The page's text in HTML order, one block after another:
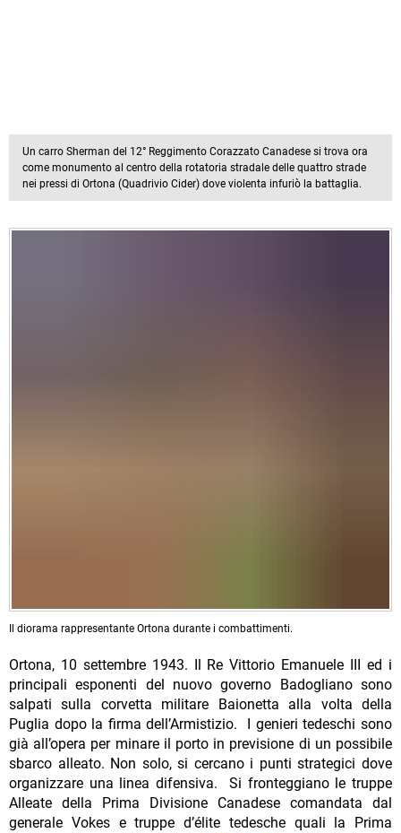
Un carro Sherman del 12° Reggimento Corazzato Canadese si trova ora
come monumento al centro della rotatoria stradale delle quattro strade
nei pressi di Ortona (Quadrivio Cider) dove violenta infuriò la battaglia.
Il diorama rappresentante Ortona durante i combattimenti.
Ortona, 10 settembre 1943. Il Re Vittorio Emanuele III ed i
principali esponenti del nuovo governo Badogliano sono
salpati sulla corvetta militare Baionetta alla volta della
Puglia dopo la firma dell’Armistizio. I genieri tedeschi sono
già all’opera per minare il porto in previsione di un possibile
sbarco alleato. Non solo, si cercano i punti strategici dove
organizzare una linea difensiva. Si fronteggiano le truppe
Alleate della Prima Divisione Canadese comandata dal
generale Vokes e truppe d’élite tedesche quali la Prima